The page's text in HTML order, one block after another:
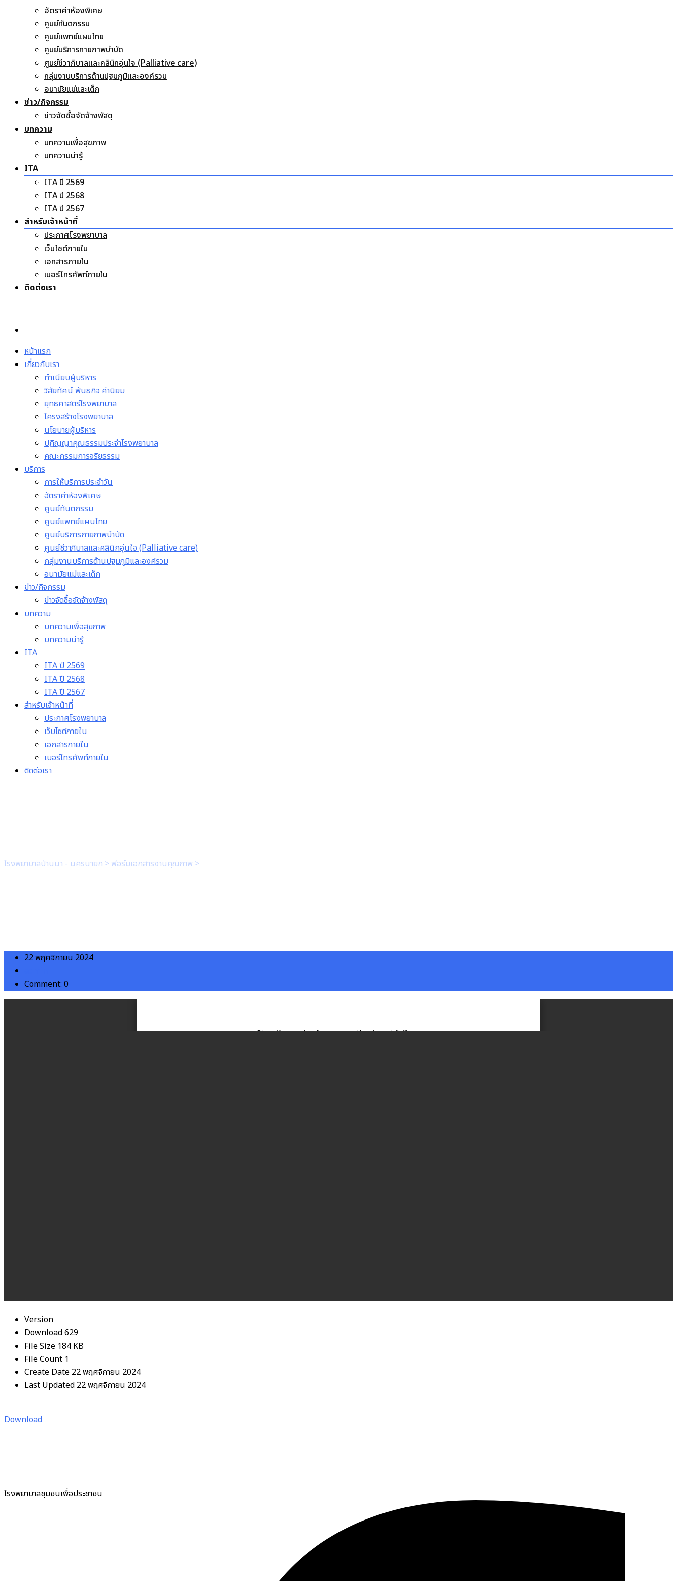
อัตราค่าห้องพิเศษ
ศูนย์ทันตกรรม
ศูนย์แพทย์แผนไทย
ศูนย์บริการกายภาพบำบัด
ศูนย์ชีวาภิบาลและคลินิกอุ่นใจ (Palliative care)
กลุ่มงานบริการด้านปฐมภูมิและองค์รวม
อนามัยแม่และเด็ก
ข่าว/กิจกรรม
ข่าวจัดซื้อจัดจ้างพัสดุ
บทความ
บทความเพื่อสุขภาพ
บทความน่ารู้
ITA
ITA ปี 2569
ITA ปี 2568
ITA ปี 2567
สำหรับเจ้าหน้าที่
ประกาศโรงพยาบาล
เว็บไซต์ภายใน
เอกสารภายใน
เบอร์โทรศัพท์ภายใน
ติดต่อเรา
หน้าแรก
เกี่ยวกับเรา
ทำเนียบผู้บริหาร
วิสัยทัศน์ พันธกิจ ค่านิยม
ยุทธศาสตร์โรงพยาบาล
โครงสร้างโรงพยาบาล
นโยบายผู้บริหาร
ปฏิญญาคุณธรรมประจำโรงพยาบาล
คณะกรรมการจริยธรรม
บริการ
การให้บริการประจำวัน
อัตราค่าห้องพิเศษ
ศูนย์ทันตกรรม
ศูนย์แพทย์แผนไทย
ศูนย์บริการกายภาพบำบัด
ศูนย์ชีวาภิบาลและคลินิกอุ่นใจ (Palliative care)
กลุ่มงานบริการด้านปฐมภูมิและองค์รวม
อนามัยแม่และเด็ก
ข่าว/กิจกรรม
ข่าวจัดซื้อจัดจ้างพัสดุ
บทความ
บทความเพื่อสุขภาพ
บทความน่ารู้
ITA
ITA ปี 2569
ITA ปี 2568
ITA ปี 2567
สำหรับเจ้าหน้าที่
ประกาศโรงพยาบาล
เว็บไซต์ภายใน
เอกสารภายใน
เบอร์โทรศัพท์ภายใน
ติดต่อเรา
โรงพยาบาลบ้านนา - นครนายก > ฟอร์มเอกสารงานคุณภาพ >
22 พฤศจิกายน 2024
Comment: 0
Version
Download629
File Size 184 KB
File Count 1
Create Date 22 พฤศจิกายน 2024
Last Updated 22 พฤศจิกายน 2024
Download
โรงพยาบาลชุมชนเพื่อประชาชน